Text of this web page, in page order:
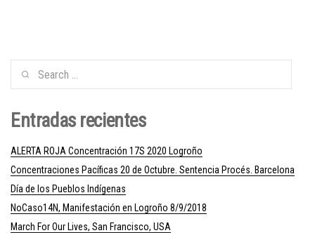
Entradas recientes
ALERTA ROJA Concentración 17S 2020 Logroño
Concentraciones Pacíficas 20 de Octubre. Sentencia Procés. Barcelona
Día de los Pueblos Indígenas
NoCaso14N, Manifestación en Logroño 8/9/2018
March For Our Lives, San Francisco, USA